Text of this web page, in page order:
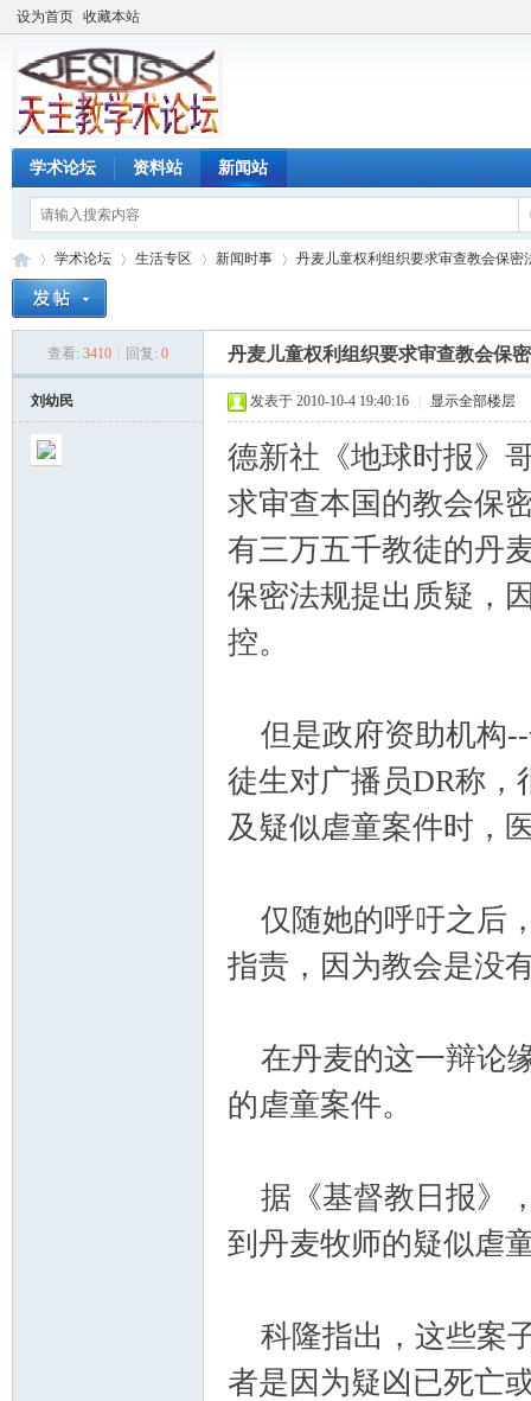
设为首页 收藏本站
学术论坛 资料站 新闻站
学术论坛 生活专区 新闻时事
›
丹麦儿童权利组织要求审查教会保密
查看: 3410 回复: 0 丹麦儿童权利组织要求审查教会保
刘幼民 发表于 2010-10-4 19:40:16 显示全部楼层
德新社《地球时报》
求审查本国的教会保
有三万五千教徒的丹
保密法规提出质疑，
控。
但是政府资助机构--
徒生对广播员DR称
及疑似虐童案件时，
仅随她的呼吁之后
指责，因为教会是没
在丹麦的这一辩论
的虐童案件。
据《基督教日报》
到丹麦牧师的疑似虐
科隆指出，这些案
者是因为疑凶已死亡